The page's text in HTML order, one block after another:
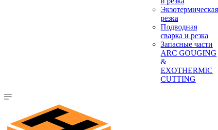
Экзотермическая
резка
Подводная
сварка и резка
Запасные части
ARC GOUGING
&
EXOTHERMIC
CUTTING